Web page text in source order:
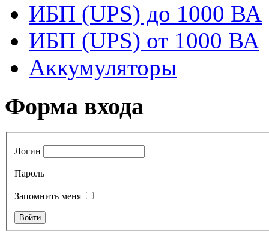
ИБП (UPS) до 1000 ВА
ИБП (UPS) от 1000 ВА
Аккумуляторы
Форма входа
Логин
Пароль
Запомнить меня